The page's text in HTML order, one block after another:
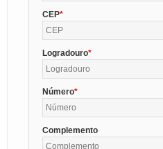
CEP
Logradouro
Número
Complemento